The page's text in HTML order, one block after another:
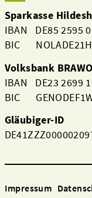
Sparkasse
IBAN DE85 2595
BIC
Volksbank
IBAN DE23 2699
BIC
Gläubiger-ID
Impressum